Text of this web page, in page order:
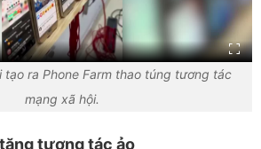
tạo ra Phone Farm thao túng tương tác
mạng xã hội.
tương tác ảo